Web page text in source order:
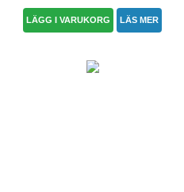
LÄGG I VARUKORG LÄS MER